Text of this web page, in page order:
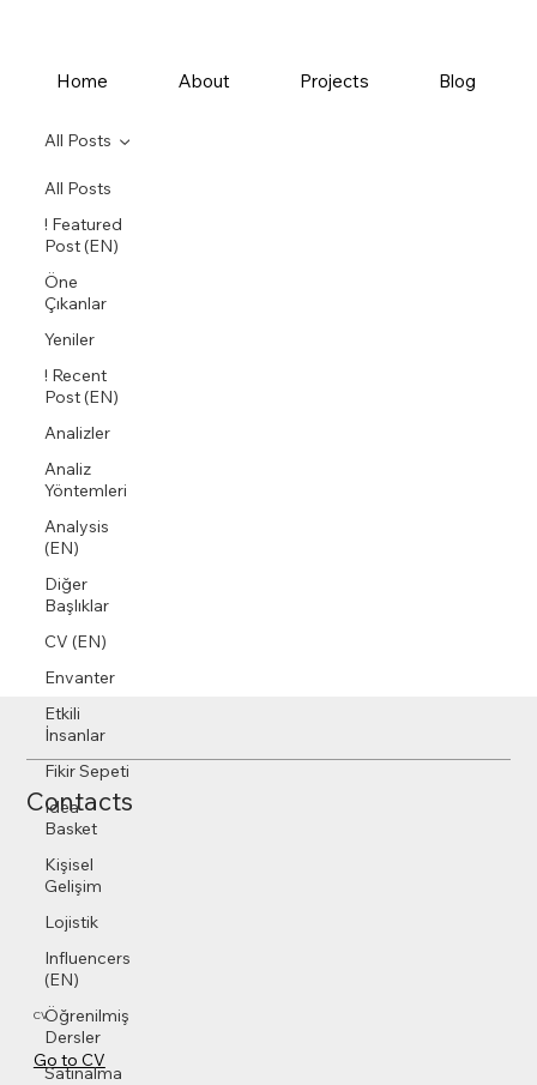
Home About Projects Blog
All Posts
! Featured
Post (EN)
Öne
Çıkanlar
Yeniler
! Recent
Post (EN)
Analizler
Analiz
Yöntemleri
Analysis
(EN)
Diğer
Başlıklar
CV (EN)
Envanter
Etkili
İnsanlar
Fikir Sepeti
Idea
Basket
Kişisel
Gelişim
Lojistik
Influencers
(EN)
Öğrenilmiş
Dersler
Satınalma
All Posts
Contacts
CV
Go to CV